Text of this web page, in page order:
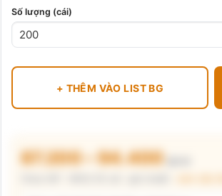
Số lượng (cái)
+ THÊM VÀO LIST BG
87.200 – 94.400